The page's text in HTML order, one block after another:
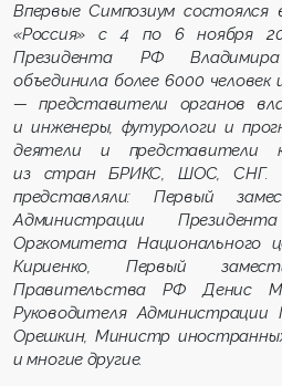
Впервые Симпозиум
«Россия» с 4 по 6 ноября
Президента РФ
объединила более 6000 человек
— представители органов
и инженеры, футурологи и
деятели и представители
из стран БРИКС, ШОС, СНГ.
представляли: Первый
Администрации
Оргкомитета Национального
Кириенко, Первый
Правительства РФ Денис
Руководителя
Орешкин, Министр
и многие другие.